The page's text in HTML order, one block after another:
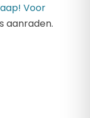
Voor
aanraden.